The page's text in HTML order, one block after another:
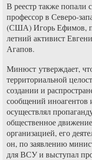
В реестр также попали
профессор в Северо-
(США) Игорь Ефимов,
летний активист
Агапов.
Минюст утверждает,
территориальной
создании и
сообщений иноагентов
осуществлял
общественное
организацией, его
он, по заявлению
для ВСУ и выступал